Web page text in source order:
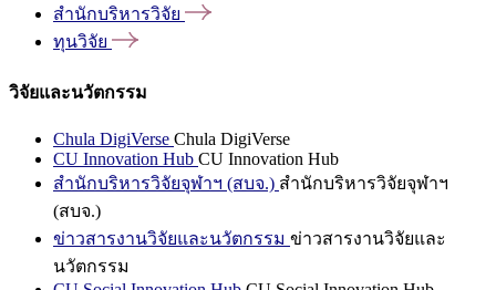
สำนักบริหารวิจัย
ทุนวิจัย
วิจัยและนวัตกรรม
Chula DigiVerse Chula DigiVerse
CU Innovation Hub CU Innovation Hub
สำนักบริหารวิจัยจุฬาฯ (สบจ.) สำนักบริหารวิจัยจุฬาฯ
(สบจ.)
ข่าวสารงานวิจัยและนวัตกรรม ข่าวสารงานวิจัยและ
นวัตกรรม